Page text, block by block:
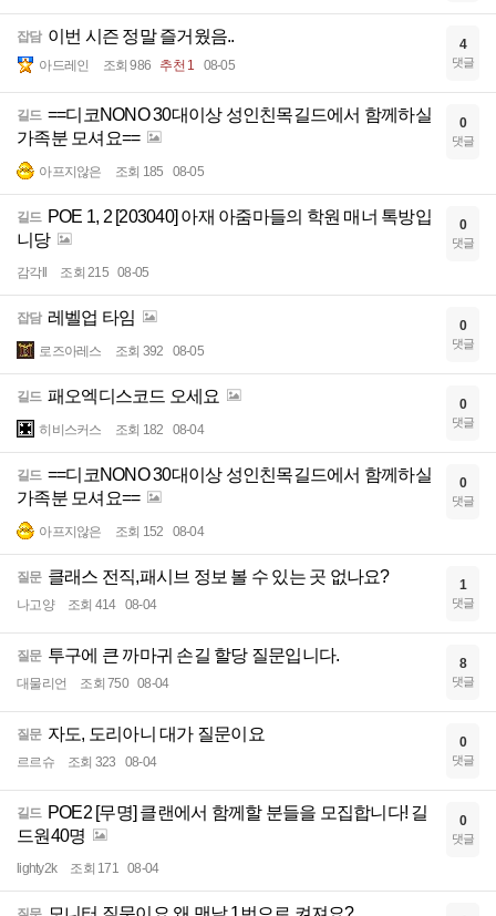
잡담 이번 시즌 정말 즐거웠음..
아드레인 조회 986 추천 1 08-05
4
댓글
길드 ==디코NONO 30대이상 성인친목길드에서 함께하실
가족분 모셔요==
아프지않은 조회 185 08-05
0
댓글
길드 POE 1, 2 [203040] 아재 아줌마들의 학원 매너 톡방입
니당
감각ll 조회 215 08-05
0
댓글
잡담 레벨업 타임
로즈아레스 조회 392 08-05
0
댓글
길드 패오엑디스코드 오세요
히비스커스 조회 182 08-04
0
댓글
길드 ==디코NONO 30대이상 성인친목길드에서 함께하실
가족분 모셔요==
아프지않은 조회 152 08-04
0
댓글
질문 클래스 전직,패시브 정보 볼 수 있는 곳 없나요?
나고양 조회 414 08-04
1
댓글
질문 투구에 큰 까마귀 손길 할당 질문입니다.
대물리언 조회 750 08-04
8
댓글
질문 자도, 도리아니 대가 질문이요
르르슈 조회 323 08-04
0
댓글
길드 POE2 [무명] 클랜에서 함께할 분들을 모집합니다! 길
드원40명
lighty2k 조회 171 08-04
0
댓글